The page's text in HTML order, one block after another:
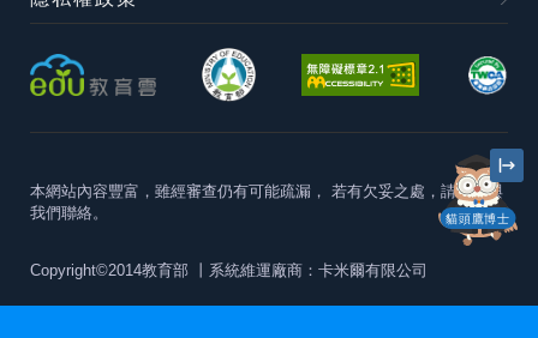
貓頭鷹博士
本網站內容豐富，雖經審查仍有可能疏漏， 若有欠妥之處，請隨時與
我們聯絡。
Copyright©2014教育部 丨系統維運廠商：卡米爾有限公司